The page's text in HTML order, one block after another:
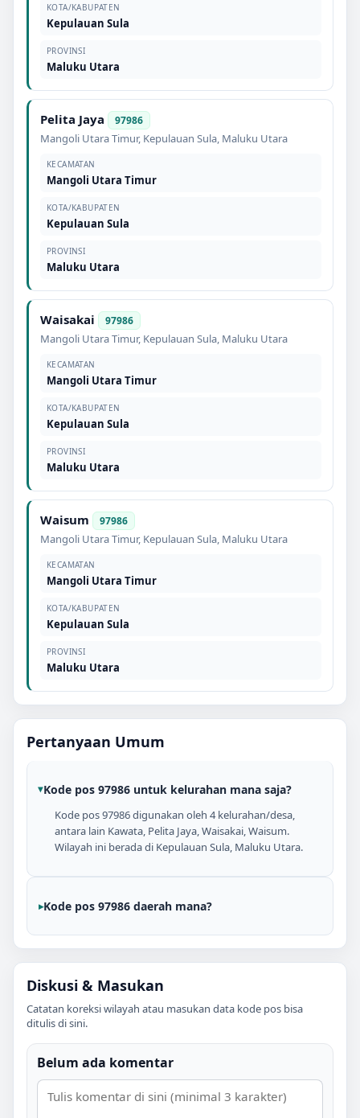
KOTA/KABUPATEN
Kepulauan Sula
PROVINSI
Maluku Utara
Pelita Jaya 97986
Mangoli Utara Timur, Kepulauan Sula, Maluku Utara
KECAMATAN
Mangoli Utara Timur
KOTA/KABUPATEN
Kepulauan Sula
PROVINSI
Maluku Utara
Waisakai 97986
Mangoli Utara Timur, Kepulauan Sula, Maluku Utara
KECAMATAN
Mangoli Utara Timur
KOTA/KABUPATEN
Kepulauan Sula
PROVINSI
Maluku Utara
Waisum 97986
Mangoli Utara Timur, Kepulauan Sula, Maluku Utara
KECAMATAN
Mangoli Utara Timur
KOTA/KABUPATEN
Kepulauan Sula
PROVINSI
Maluku Utara
Pertanyaan Umum
Kode pos 97986 untuk kelurahan mana saja?
Kode pos 97986 digunakan oleh 4 kelurahan/desa,
antara lain Kawata, Pelita Jaya, Waisakai, Waisum.
Wilayah ini berada di Kepulauan Sula, Maluku Utara.
Kode pos 97986 daerah mana?
Diskusi & Masukan
Catatan koreksi wilayah atau masukan data kode pos bisa
ditulis di sini.
Belum ada komentar